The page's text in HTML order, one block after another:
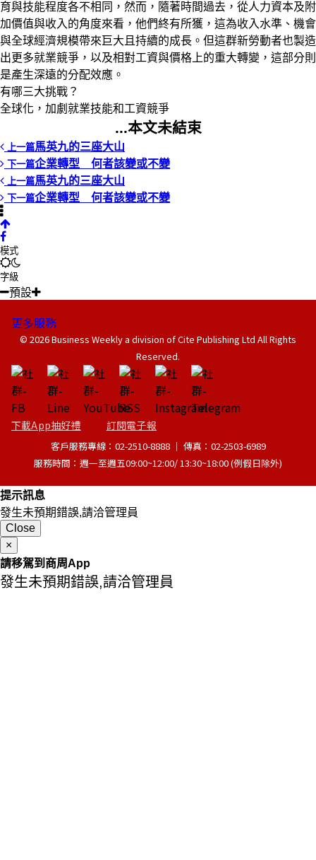
育與技能程度各不相同，然而，隨著時間過去，從人力資本及附
加價值與收入的角度來看，他們終有所獲，這為收入水準、機會
與全球經濟規模帶來巨大且持續的成長。但這群新勞動者也製造
出更多就業競爭，以及相對工資與價格上的重大轉變，這部分則
是產生深遠的分配效應。
有哪三大挑戰？
全球化，加劇就業技能和工資競爭
...本文未結束
上一篇馬英九的三座大山
下一篇企業轉型 何者該變或不變
上一篇馬英九的三座大山
下一篇企業轉型 何者該變或不變
模式
字級
預設
更多服務
© 2026 Business Weekly a division of Cite Publishing Ltd All Rights
Reserved.
下載App抽好禮 訂閱電子報
客戶服務專線：02-2510-8888 │ 傳真：02-2503-6989
服務時間：週一至週五09:00~12:00/ 13:30~18:00 (例假日除外)
提示訊息
發生未預期錯誤,請洽管理員
Close
×
請移駕到商周App
發生未預期錯誤,請洽管理員